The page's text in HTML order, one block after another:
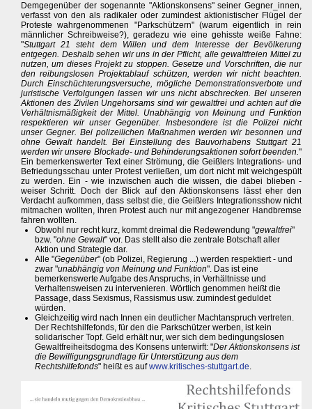
Demgegenüber der sogenannte "Aktionskonsens" seiner Gegner_innen,
verfasst von den als radikaler oder zumindest aktionistischer Flügel der
Proteste wahrgenommenen "Parkschützern" (warum eigentlich in rein
männlicher Schreibweise?), geradezu wie eine gehisste weiße Fahne:
"Stuttgart 21 steht dem Willen und dem Interesse der Bevölkerung
entgegen. Deshalb sehen wir uns in der Pflicht, alle gewaltfreien Mittel zu
nutzen, um dieses Projekt zu stoppen. Gesetze und Vorschriften, die nur
den reibungslosen Projektablauf schützen, werden wir nicht beachten.
Durch Einschüchterungsversuche, mögliche Demonstrationsverbote und
juristische Verfolgungen lassen wir uns nicht abschrecken. Bei unseren
Aktionen des Zivilen Ungehorsams sind wir gewaltfrei und achten auf die
Verhältnismäßigkeit der Mittel. Unabhängig von Meinung und Funktion
respektieren wir unser Gegenüber. Insbesondere ist die Polizei nicht
unser Gegner. Bei polizeilichen Maßnahmen werden wir besonnen und
ohne Gewalt handelt. Bei Einstellung des Bauvorhabens Stuttgart 21
werden wir unsere Blockade- und Behinderungsaktionen sofort beenden."
Ein bemerkenswerter Text einer Strömung, die Geißlers Integrations- und
Befriedungsschau unter Protest verließen, um dort nicht mit weichgespült
zu werden. Ein - wie inzwischen auch die wissen, die dabei blieben -
weiser Schritt. Doch der Blick auf den Aktionskonsens lässt eher den
Verdacht aufkommen, dass selbst die, die Geißlers Integrationsshow nicht
mitmachen wollten, ihren Protest auch nur mit angezogener Handbremse
fahren wollten.
Obwohl nur recht kurz, kommt dreimal die Redewendung "gewaltfrei"
bzw. "ohne Gewalt" vor. Das stellt also die zentrale Botschaft aller
Aktion und Strategie dar.
Alle "Gegenüber" (ob Polizei, Regierung ...) werden respektiert - und
zwar "unabhängig von Meinung und Funktion". Das ist eine
bemerkenswerte Aufgabe des Anspruchs, in Verhältnisse und
Verhaltensweisen zu intervenieren. Wörtlich genommen heißt die
Passage, dass Sexismus, Rassismus usw. zumindest geduldet
würden.
Gleichzeitig wird nach Innen ein deutlicher Machtanspruch vertreten.
Der Rechtshilfefonds, für den die Parkschützer werben, ist kein
solidarischer Topf. Geld erhält nur, wer sich dem bedingungslosen
Gewaltfreiheitsdogma des Konsens unterwirft: "Der Aktionskonsens ist
die Bewilligungsgrundlage für Unterstützung aus dem
Rechtshilfefonds" heißt es aufwww.kritisches-stuttgart.de.